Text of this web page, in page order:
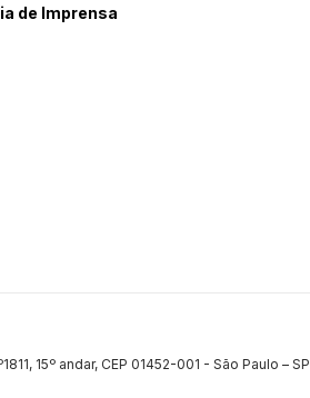
de Imprensa
15º andar, CEP 01452-001 - São Paulo – SP